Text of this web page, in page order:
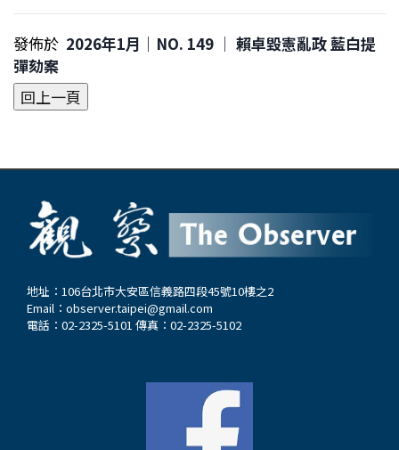
發佈於 2026年1月｜NO. 149 │ 賴卓毀憲亂政 藍白提
彈劾案
地址：106台北市大安區信義路四段45號10樓之2
Email： observer.taipei@gmail.com
電話：02-2325-5101 傳真：02-2325-5102